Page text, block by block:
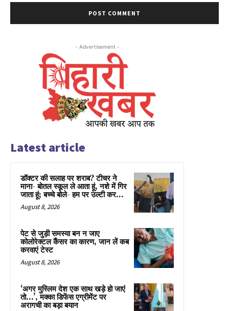
- Advertisement -
Latest article
डॉक्टर की सलाह पर शराब? टीचर ने
माना- बोतल स्कूल ले आता हूं, नशे में गिर
जाता हूं; बच्चे बोले- हम पर उल्टी कर...
August 8, 2026
पेट से जुड़ी समस्या बन न जाए
कोलोरेक्टल कैंसर का कारण, जान लें कब
करवाएं टेस्ट
August 8, 2026
‘अगर मुस्लिम देश एक साथ खड़े हो जाएं
तो…’, मक्का डिफेंस एग्रीमेंट पर
अरागची का बड़ा बयान